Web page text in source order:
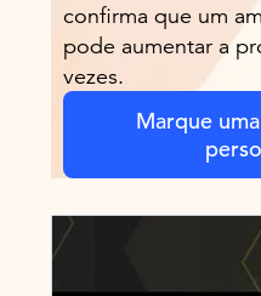
confirma que um
pode aumentar a
vezes.
Marque